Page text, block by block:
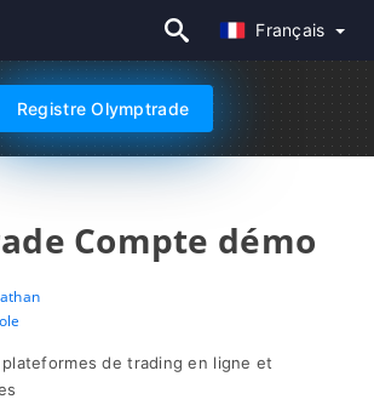
Français
Registre Olymptrade
Compte démo
de trading en ligne et